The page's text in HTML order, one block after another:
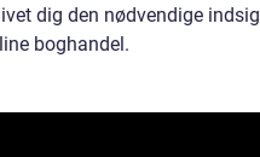
dig den nødvendige
boghandel.